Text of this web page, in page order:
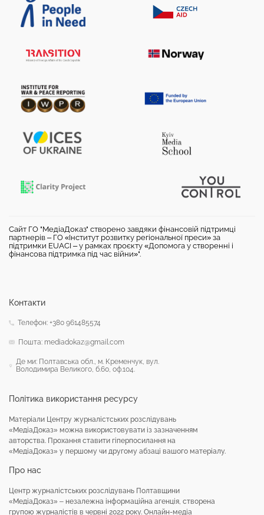
Сайт ГО "МедіаДоказ" створено завдяки фінансовій підтримці
партнерів – ГО «Інститут розвитку регіональної преси» за
підтримки EUACI – у рамках проєкту «Допомога у створенні і
фінансова підтримка під час війни»".
Про нас
Центр журналістських розслідувань Полтавщини
«МедіаДоказ» – незалежна інформаційна агенція, створена
групою журналістів в червні 2022 року. Онлайн-медіа
Політика використання ресурсу
Матеріали Центру журналістських розслідувань
«МедіаДоказ» можна використовувати із зазначенням
авторства. Прохання ставити гіперпосилання на
«МедіаДоказ» у першому чи другому абзаці вашого матеріалу.
Контакти
Телефон: +380 961485574
Пошта: mediadokaz@gmail.com
Де ми: Полтавська обл., м. Кременчук, вул.
Володимира Великого, б.60, оф.104.